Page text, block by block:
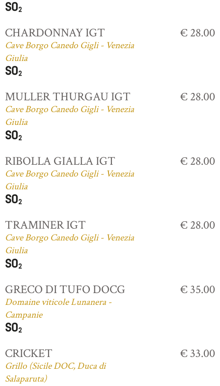
CHARDONNAY IGT
Cave Borgo Canedo Gigli - Venezia
Giulia
€ 28.00
MULLER THURGAU IGT
Cave Borgo Canedo Gigli - Venezia
Giulia
€ 28.00
RIBOLLA GIALLA IGT
Cave Borgo Canedo Gigli - Venezia
Giulia
€ 28.00
TRAMINER IGT
Cave Borgo Canedo Gigli - Venezia
Giulia
€ 28.00
GRECO DI TUFO DOCG
Domaine viticole Lunanera -
Campanie
€ 35.00
CRICKET
Grillo (Sicile DOC, Duca di
Salaparuta)
€ 33.00